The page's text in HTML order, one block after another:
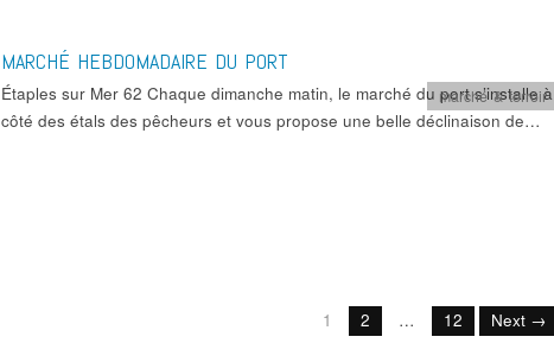
MARCHÉ HEBDOMADAIRE DU PORT
marché & terroir
Étaples sur Mer 62 Chaque dimanche matin, le marché du port s’installe à
côté des étals des pêcheurs et vous propose une belle déclinaison de…
1 2 … 12 Next →